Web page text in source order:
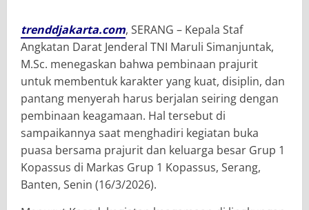
trenddjakarta.com, SERANG – Kepala Staf
Angkatan Darat Jenderal TNI Maruli Simanjuntak,
M.Sc. menegaskan bahwa pembinaan prajurit
untuk membentuk karakter yang kuat, disiplin, dan
pantang menyerah harus berjalan seiring dengan
pembinaan keagamaan. Hal tersebut di
sampaikannya saat menghadiri kegiatan buka
puasa bersama prajurit dan keluarga besar Grup 1
Kopassus di Markas Grup 1 Kopassus, Serang,
Banten, Senin (16/3/2026).